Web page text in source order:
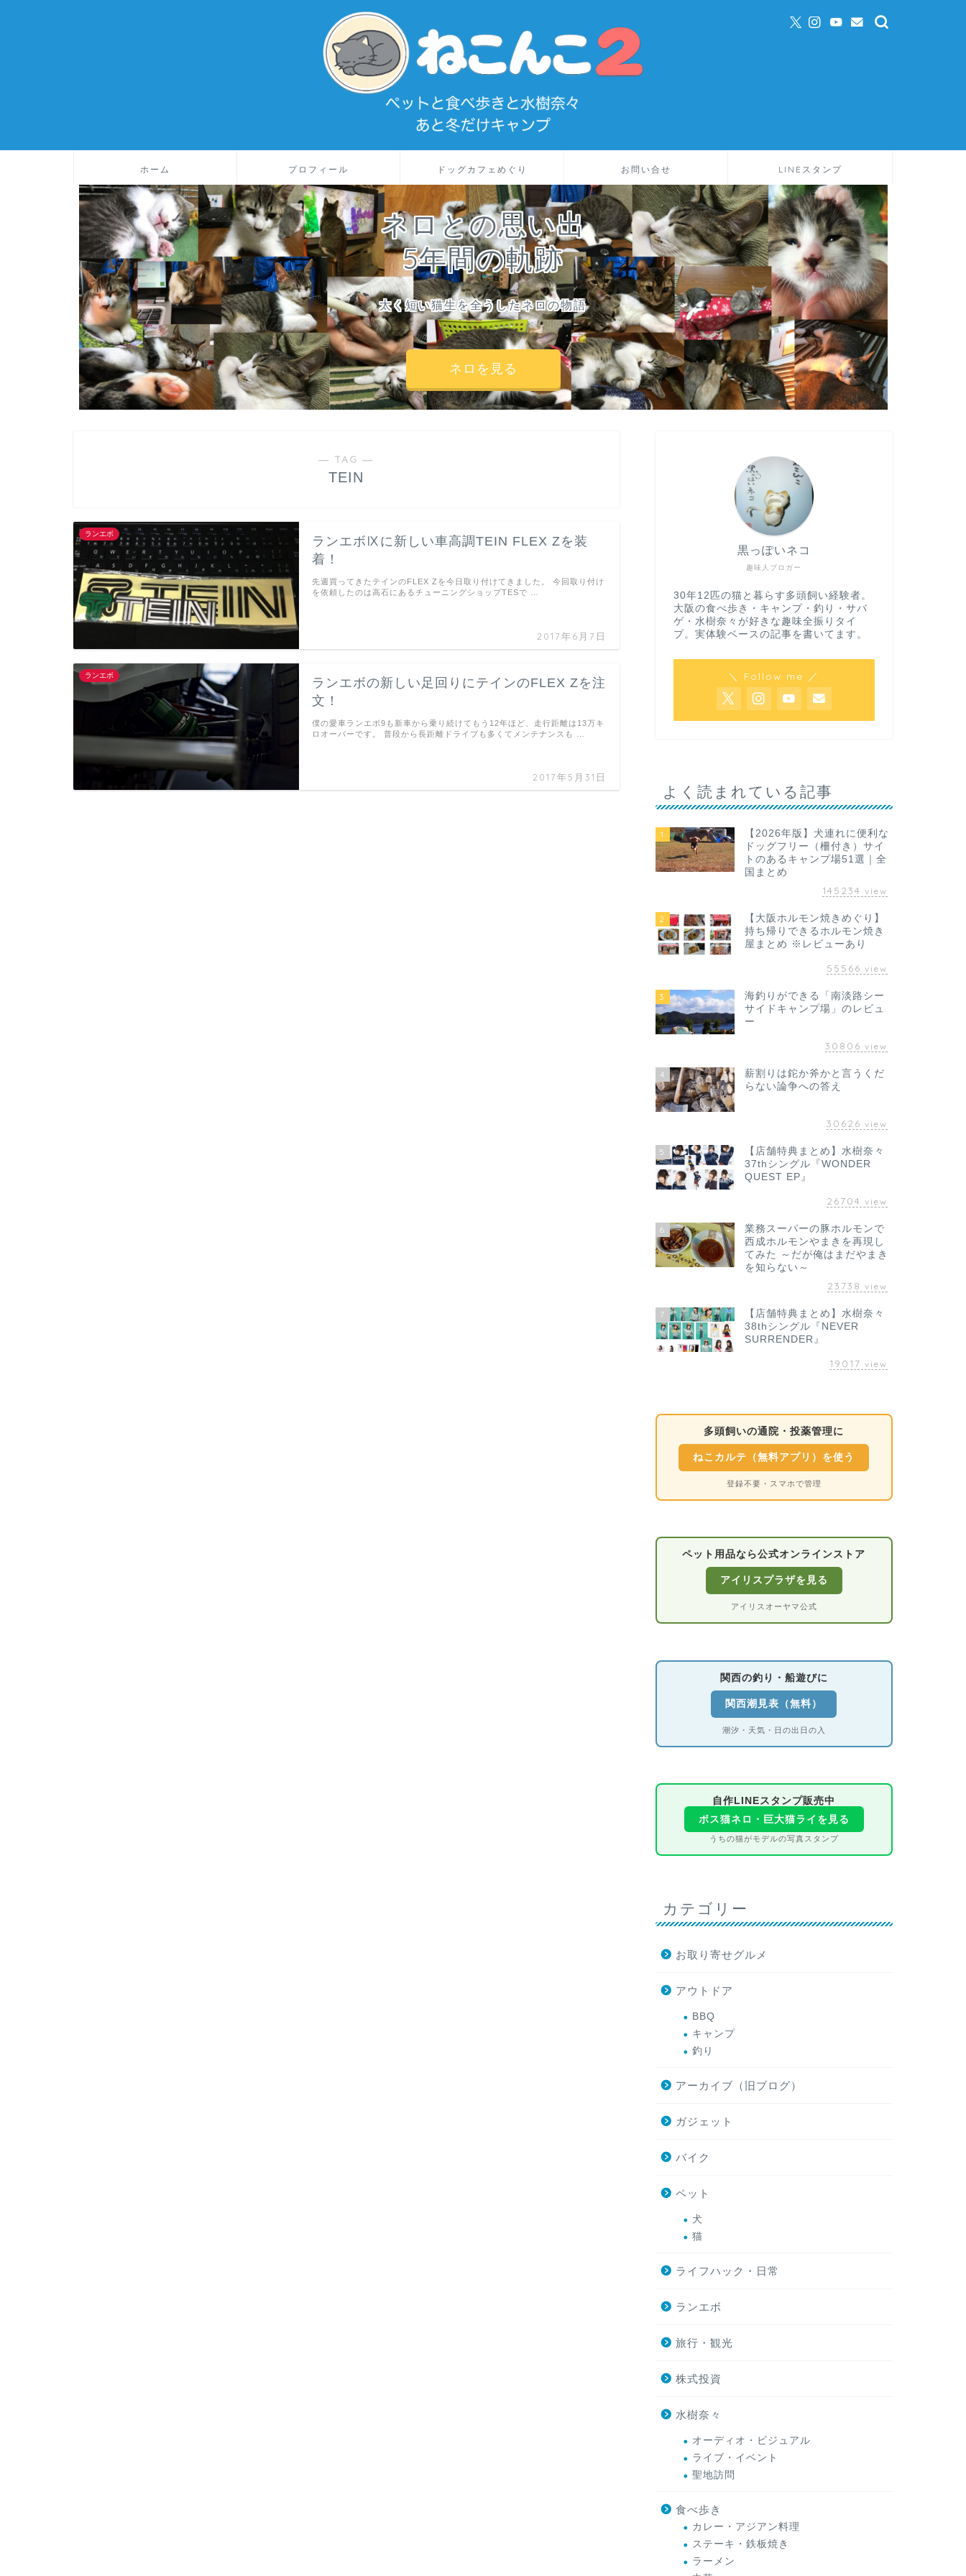
ホーム プロフィール ドッグカフェめぐり お問い合せ LINEスタンプ
ネロとの思い出
5年間の軌跡
太く短い猫生を全うしたネロの物語
ネロを見る
― TAG ―
TEIN
ランエボ
ランエボⅨに新しい車高調TEIN FLEX Zを装
着！
2017年6月7日
先週買ってきたテインのFLEX Zを今日取り付けてきました。 今回取り付け
を依頼したのは高石にあるチューニングショップTESで …
ランエボ
ランエボの新しい足回りにテインのFLEX Zを注
文！
2017年5月31日
僕の愛車ランエボ9も新車から乗り続けてもう12年ほど、走行距離は13万キ
ロオーバーです。 普段から長距離ドライブも多くてメンテナンスも …
趣味人ブロガー
黒っぽいネコ
30年12匹の猫と暮らす多頭飼い経験者。
大阪の食べ歩き・キャンプ・釣り・サバ
ゲ・水樹奈々が好きな趣味全振りタイ
プ。実体験ベースの記事を書いてます。
＼ Follow me ／
よく読まれている記事
1
【2026年版】犬連れに便利な
ドッグフリー（柵付き）サイ
トのあるキャンプ場51選｜全
国まとめ
145234 view
2
【大阪ホルモン焼きめぐり】
持ち帰りできるホルモン焼き
屋まとめ ※レビューあり
55566 view
3
海釣りができる「南淡路シー
サイドキャンプ場」のレビュ
ー
30806 view
4
薪割りは鉈か斧かと言うくだ
らない論争への答え
30626 view
5
【店舗特典まとめ】水樹奈々
37thシングル『WONDER
QUEST EP』
26704 view
6
業務スーパーの豚ホルモンで
西成ホルモンやまきを再現し
てみた ～だが俺はまだやまき
を知らない～
23738 view
7
【店舗特典まとめ】水樹奈々
38thシングル『NEVER
SURRENDER』
19017 view
多頭飼いの通院・投薬管理に
ねこカルテ（無料アプリ）を使う
登録不要・スマホで管理
ペット用品なら公式オンラインストア
アイリスプラザを見る
アイリスオーヤマ公式
関西の釣り・船遊びに
関西潮見表（無料）
潮汐・天気・日の出日の入
自作LINEスタンプ販売中
ボス猫ネロ・巨大猫ライを見る
うちの猫がモデルの写真スタンプ
カテゴリー
お取り寄せグルメ
アウトドア
BBQ
キャンプ
釣り
アーカイブ（旧ブログ）
ガジェット
バイク
ペット
犬
猫
ライフハック・日常
ランエボ
旅行・観光
株式投資
水樹奈々
オーディオ・ビジュアル
ライブ・イベント
聖地訪問
食べ歩き
カレー・アジアン料理
ステーキ・鉄板焼き
ラーメン